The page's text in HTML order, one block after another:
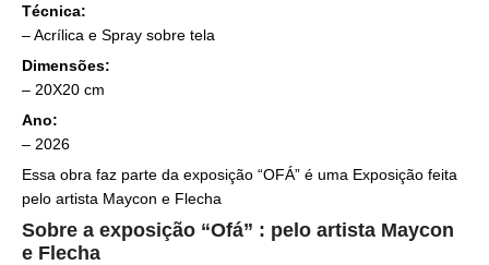
Técnica:
–Acrílica e Spray sobre tela
Dimensões:
– 20X20 cm
Ano:
– 2026
Essa obra faz parte da exposição “OFÁ” é uma Exposição feita
pelo artista Maycon e Flecha
Sobre a exposição “Ofá” : pelo artista Maycon
e Flecha